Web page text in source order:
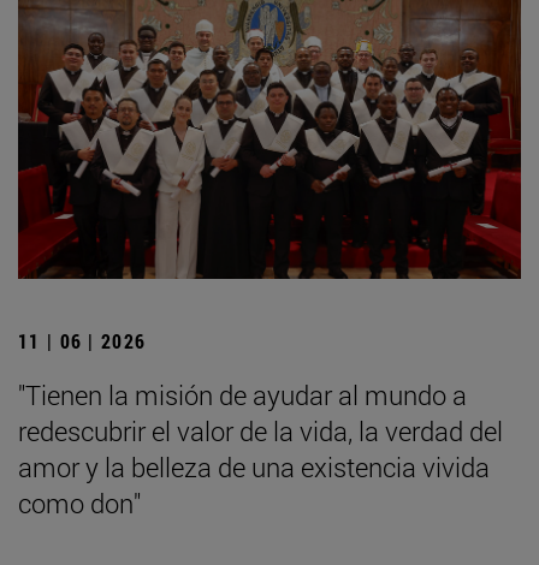
11 | 06 | 2026
"Tienen la misión de ayudar al mundo a
redescubrir el valor de la vida, la verdad del
amor y la belleza de una existencia vivida
como don"